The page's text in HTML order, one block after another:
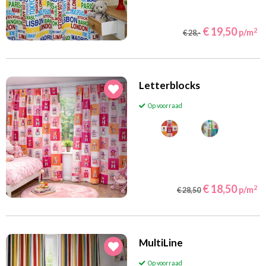
Turquoise(57)
Wit(97)
Filteren
€ 28,- € 19,50 p/m2
Letterblocks
Op voorraad
€ 28,50 € 18,50 p/m2
MultiLine
Op voorraad